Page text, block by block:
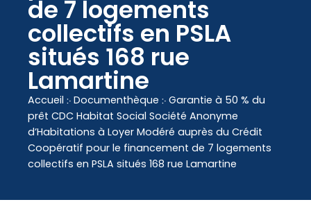
principalde 7 logements
collectifs en PSLA
situés 168 rue
Lamartine
Accueil ჻ Documenthèque ჻ Garantie à 50 % du
prêt CDC Habitat Social Société Anonyme
d’Habitations à Loyer Modéré auprès du Crédit
Coopératif pour le financement de 7 logements
collectifs en PSLA situés 168 rue Lamartine